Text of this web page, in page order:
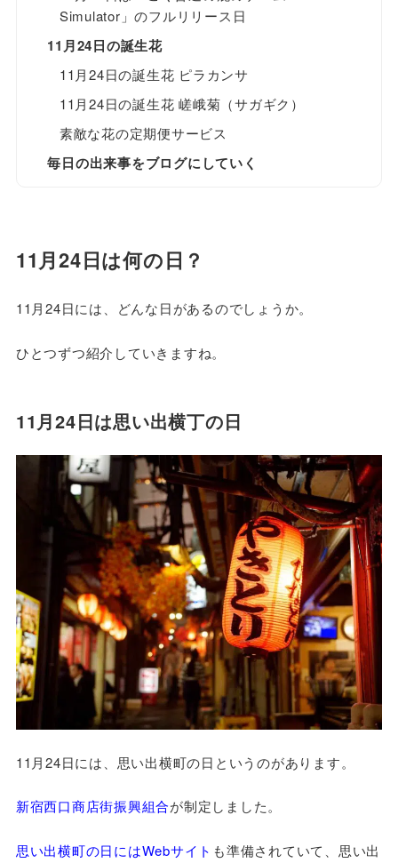
Simulator」のフルリリース日
11月24日の誕生花
11月24日の誕生花 ピラカンサ
11月24日の誕生花 嵯峨菊（サガギク）
素敵な花の定期便サービス
毎日の出来事をブログにしていく
11月24日は何の日？
11月24日には、どんな日があるのでしょうか。
ひとつずつ紹介していきますね。
11月24日は思い出横丁の日
11月24日には、思い出横町の日というのがあります。
新宿西口商店街振興組合が制定しました。
思い出横町の日にはWebサイト も準備されていて、思い出